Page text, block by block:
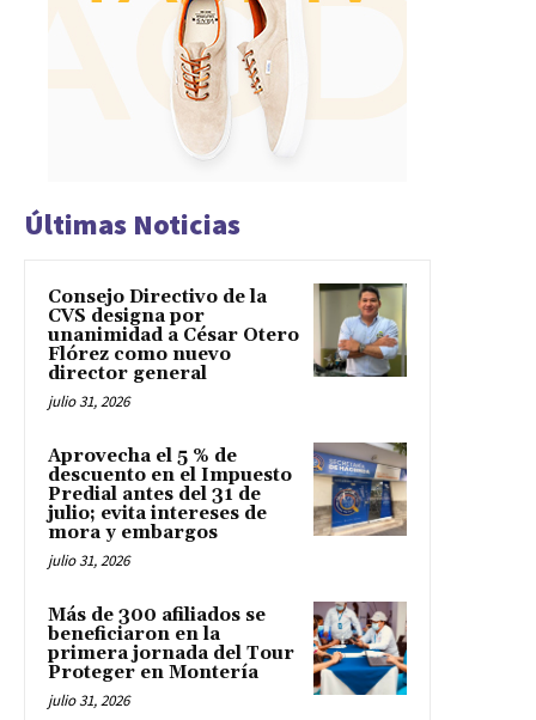
Últimas Noticias
Consejo Directivo de la
CVS designa por
unanimidad a César Otero
Flórez como nuevo
director general
julio 31, 2026
Aprovecha el 5 % de
descuento en el Impuesto
Predial antes del 31 de
julio; evita intereses de
mora y embargos
julio 31, 2026
Más de 300 afiliados se
beneficiaron en la
primera jornada del Tour
Proteger en Montería
julio 31, 2026